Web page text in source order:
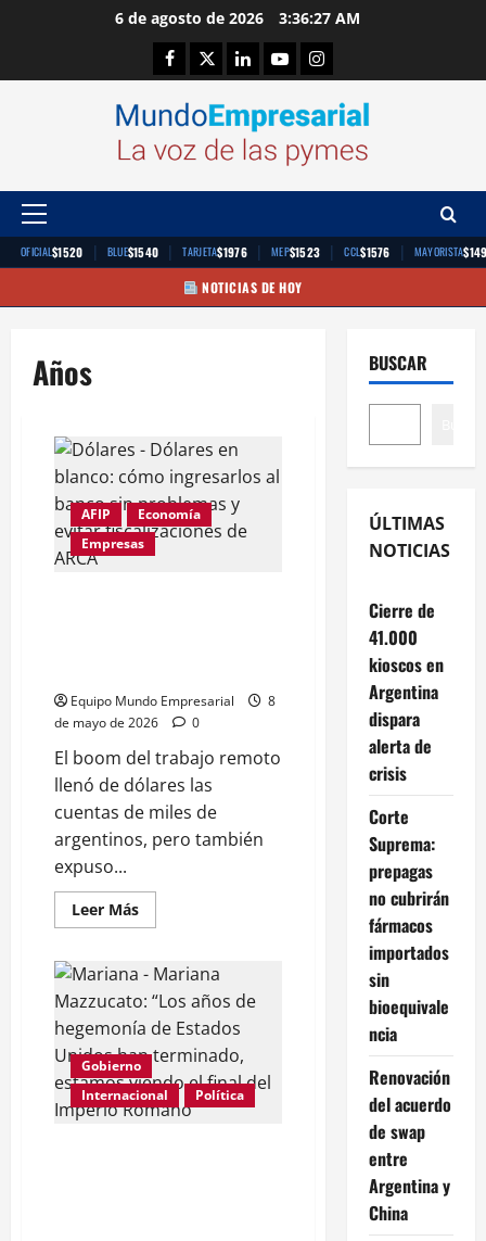
6 de agosto de 2026 3:36:27 AM
Facebook
TwitterLinkedinYoutubeInstagram
Menú
principal
OFICIAL$1520 | BLUE$1540 | TARJETA$1976 | MEP$1523 | CCL$1576 | MAYORISTA
NOTICIAS DE HOY
Años
AFIP
Economía
Empresas
Equipo Mundo Empresarial
8
de mayo de 2026
0
El boom del trabajo remoto
llenó de dólares las
cuentas de miles de
argentinos, pero también
expuso...
Leer MásLeer
más
Dólares
en
blanco:
cómo
ingresarlos
banco
sin
problemas
y
evitar
Gobierno
Internacional
Política
BUSCAR
ÚLTIMAS
NOTICIAS
Cierre de
41.000
kioscos en
Argentina
dispara
alerta de
crisis
Corte
Suprema:
prepagas
no cubrirán
fármacos
importados
sin
bioequivale
ncia
Renovación
del acuerdo
de swap
entre
Argentina y
China